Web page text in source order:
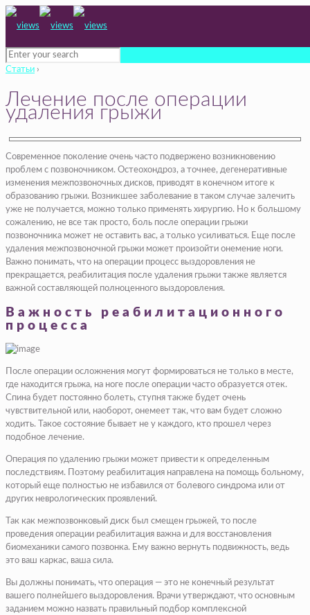
Статьи ›
Лечение после операции
удаления грыжи
Современное поколение очень часто подвержено возникновению
проблем с позвоночником. Остеохондроз, а точнее, дегенеративные
изменения межпозвоночных дисков, приводят в конечном итоге к
образованию грыжи. Возникшее заболевание в таком случае залечить
уже не получается, можно только применять хирургию. Но к большому
сожалению, не все так просто, боль после операции грыжи
позвоночника может не оставить вас, а только усиливаться. Еще после
удаления межпозвоночной грыжи может произойти онемение ноги.
Важно понимать, что на операции процесс выздоровления не
прекращается, реабилитация после удаления грыжи также является
важной составляющей полноценного выздоровления.
Важность реабилитационного
процесса
После операции осложнения могут формироваться не только в месте,
где находится грыжа, на ноге после операции часто образуется отек.
Спина будет постоянно болеть, ступня также будет очень
чувствительной или, наоборот, онемеет так, что вам будет сложно
ходить. Такое состояние бывает не у каждого, кто прошел через
подобное лечение.
Операция по удалению грыжи может привести к определенным
последствиям. Поэтому реабилитация направлена на помощь больному,
который еще полностью не избавился от болевого синдрома или от
других неврологических проявлений.
Так как межпозвонковый диск был смещен грыжей, то после
проведения операции реабилитация важна и для восстановления
биомеханики самого позвонка. Ему важно вернуть подвижность, ведь
это ваш каркас, ваша сила.
Вы должны понимать, что операция — это не конечный результат
вашего полнейшего выздоровления. Врачи утверждают, что основным
заданием можно назвать правильный подбор комплексной